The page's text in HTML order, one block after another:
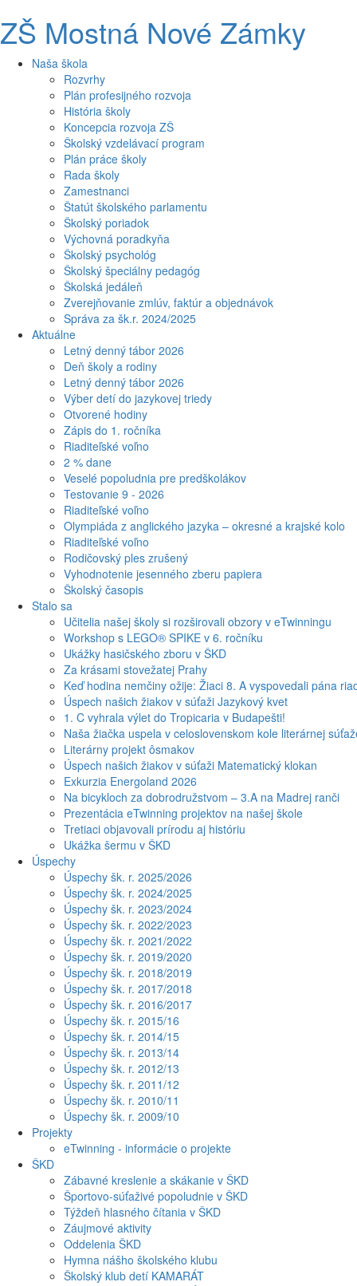
ZŠ Mostná Nové Zámky
Naša škola
Rozvrhy
Plán profesijného rozvoja
História školy
Koncepcia rozvoja ZŠ
Školský vzdelávací program
Plán práce školy
Rada školy
Zamestnanci
Štatút školského parlamentu
Školský poriadok
Výchovná poradkyňa
Školský psychológ
Školský špeciálny pedagóg
Školská jedáleň
Zverejňovanie zmlúv, faktúr a objednávok
Správa za šk.r. 2024/2025
Aktuálne
Letný denný tábor 2026
Deň školy a rodiny
Letný denný tábor 2026
Výber detí do jazykovej triedy
Otvorené hodiny
Zápis do 1. ročníka
Riaditeľské voľno
2 % dane
Veselé popoludnia pre predškolákov
Testovanie 9 - 2026
Riaditeľské voľno
Olympiáda z anglického jazyka – okresné a krajské kolo
Riaditeľské voľno
Rodičovský ples zrušený
Vyhodnotenie jesenného zberu papiera
Školský časopis
Stalo sa
Učitelia našej školy si rozširovali obzory v eTwinningu
Workshop s LEGO® SPIKE v 6. ročníku
Ukážky hasičského zboru v ŠKD
Za krásami stovežatej Prahy
Keď hodina nemčiny ožije: Žiaci 8. A vyspovedali pána
Úspech našich žiakov v súťaži Jazykový kvet
1. C vyhrala výlet do Tropicaria v Budapešti!
Naša žiačka uspela v celoslovenskom kole literárnej
Literárny projekt ôsmakov
Úspech našich žiakov v súťaži Matematický klokan
Exkurzia Energoland 2026
Na bicykloch za dobrodružstvom – 3.A na Madrej ranči
Prezentácia eTwinning projektov na našej škole
Tretiaci objavovali prírodu aj históriu
Ukážka šermu v ŠKD
Úspechy
Úspechy šk. r. 2025/2026
Úspechy šk. r. 2024/2025
Úspechy šk. r. 2023/2024
Úspechy šk. r. 2022/2023
Úspechy šk. r. 2021/2022
Úspechy šk. r. 2019/2020
Úspechy šk. r. 2018/2019
Úspechy šk. r. 2017/2018
Úspechy šk. r. 2016/2017
Úspechy šk. r. 2015/16
Úspechy šk. r. 2014/15
Úspechy šk. r. 2013/14
Úspechy šk. r. 2012/13
Úspechy šk. r. 2011/12
Úspechy šk. r. 2010/11
Úspechy šk. r. 2009/10
Projekty
eTwinning - informácie o projekte
ŠKD
Zábavné kreslenie a skákanie v ŠKD
Športovo-súťaživé popoludnie v ŠKD
Týždeň hlasného čítania v ŠKD
Záujmové aktivity
Oddelenia ŠKD
Hymna nášho školského klubu
Školský klub detí KAMARÁT